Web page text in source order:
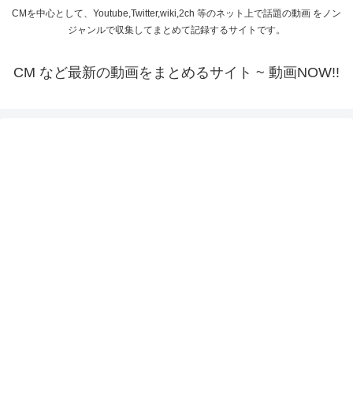
CMを中心として、Youtube,Twitter,wiki,2ch 等のネット上で話題の動画 をノン
ジャンルで収集してまとめて記録するサイトです。
CM など最新の動画をまとめるサイト ~ 動画NOW!!